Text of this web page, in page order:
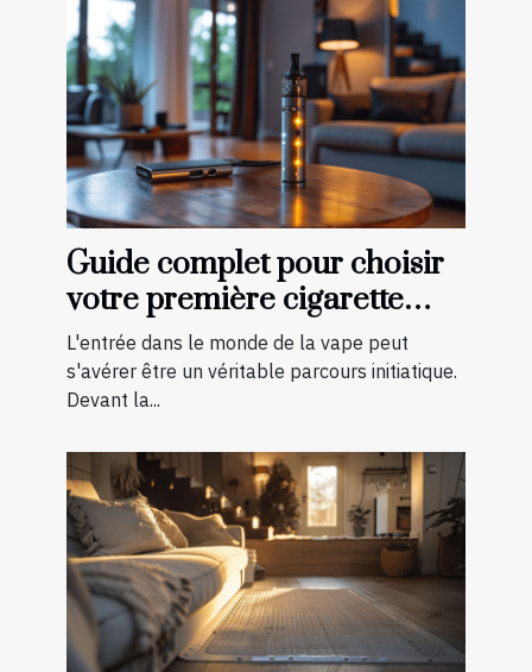
Guide complet pour choisir
votre première cigarette
électronique
L'entrée dans le monde de la vape peut
s'avérer être un véritable parcours initiatique.
Devant la...